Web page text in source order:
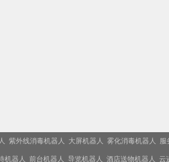
紫外线消毒机器人 大屏机器人 雾化消毒机器人 服
机器人 前台机器人 导览机器人 酒店送物机器人 云